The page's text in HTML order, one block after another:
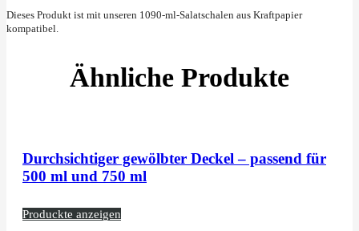
Dieses Produkt ist mit unseren 1090-ml-Salatschalen aus Kraftpapier
kompatibel.
Ähnliche Produkte
Durchsichtiger gewölbter Deckel – passend für
500 ml und 750 ml
Produckte anzeigen